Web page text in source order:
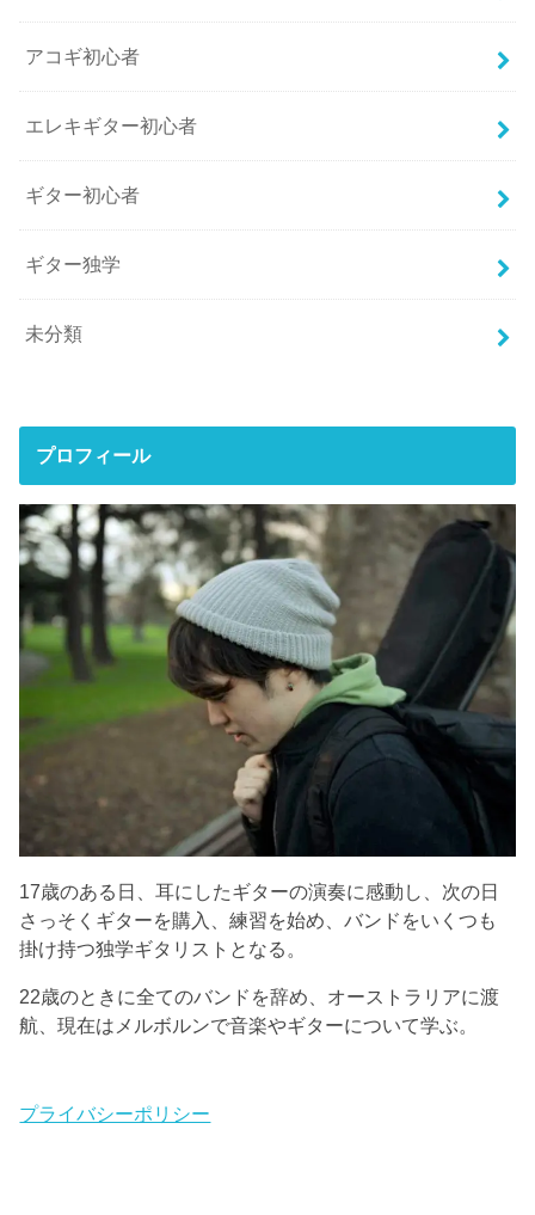
アコギ初心者
エレキギター初心者
ギター初心者
ギター独学
未分類
プロフィール
17歳のある日、耳にしたギターの演奏に感動し、次の日
さっそくギターを購入、練習を始め、バンドをいくつも
掛け持つ独学ギタリストとなる。
22歳のときに全てのバンドを辞め、オーストラリアに渡
航、現在はメルボルンで音楽やギターについて学ぶ。
プライバシーポリシー